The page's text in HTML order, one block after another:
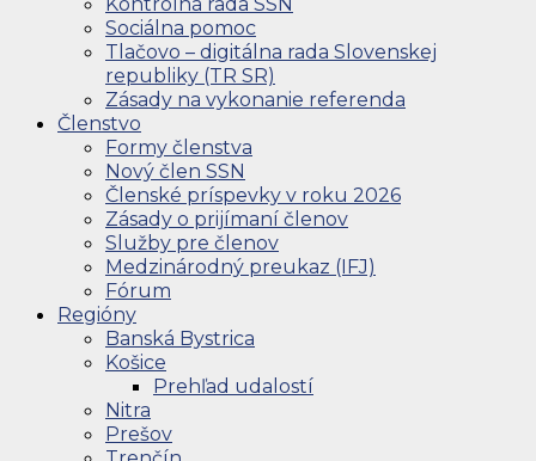
Sociálna pomoc
Tlačovo – digitálna rada Slovenskej
republiky (TR SR)
Zásady na vykonanie referenda
Členstvo
Formy členstva
Nový člen SSN
Členské príspevky v roku 2026
Zásady o prijímaní členov
Služby pre členov
Medzinárodný preukaz (IFJ)
Fórum
Regióny
Banská Bystrica
Košice
Prehľad udalostí
Nitra
Prešov